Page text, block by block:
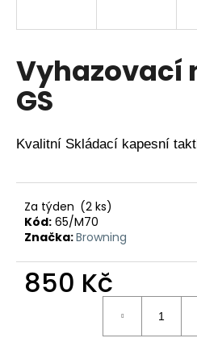
Vyhazovací
GS
Kvalitní Skládací kapesní
Za týden (2 ks)
Kód: 65/M70
Značka:Browning
850 Kč
í
t
?
HLEDAT
D
o
p